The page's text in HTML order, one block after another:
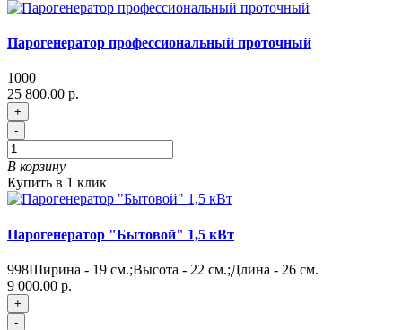
Парогенератор профессиональный проточный
1000
25 800.00 р.
+
-
В корзину
Купить в 1 клик
Парогенератор "Бытовой" 1,5 кВт
998Ширина - 19 см.;Высота - 22 см.;Длина - 26 см.
9 000.00 р.
+
-